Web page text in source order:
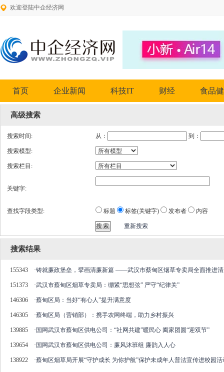
欢迎登陆中企经济网
首页 企业新闻 科技IT 财经 食品
高级搜索
搜索时间: 从： 到：
搜索模型:
搜索栏目:
关键字:
查找字段类型: 标题 标签(关键字) 发布者 内容
重新搜索
搜索结果
155343 ·铸就廉政堡垒，擘画清廉新篇 ——武汉市蔡甸区烟草专卖局全面推进
151373 ·武汉市蔡甸区烟草专卖局：绷紧“思想弦” 严守“纪律关”
146306 ·蔡甸区局：当好“有心人”提升满意度
146305 ·蔡甸区局（营销部）：携手农网终端，助力乡村振兴
139885 · 国网武汉市蔡甸区供电公司：“社网共建”暖民心 阖家团圆“迎双节”
139654 · 国网武汉市蔡甸区供电公司：廉风沐班组 廉韵入人心
138922 ·蔡甸区烟草局开展“守护成长 为你护航”保护未成年人普法宣传进校园活